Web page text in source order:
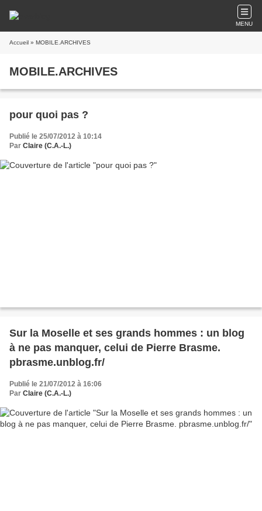
MENU
Accueil » MOBILE.ARCHIVES
MOBILE.ARCHIVES
pour quoi pas ?
Publié le 25/07/2012 à 10:14
Par Claire (C.A.-L.)
Sur la Moselle et ses grands hommes : un blog
à ne pas manquer, celui de Pierre Brasme.
pbrasme.unblog.fr/
Publié le 21/07/2012 à 16:06
Par Claire (C.A.-L.)